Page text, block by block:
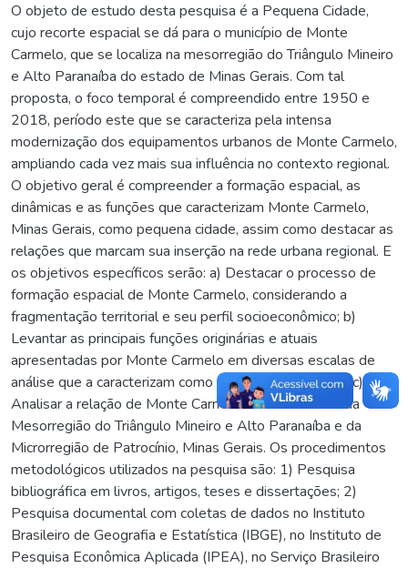
O objeto de estudo desta pesquisa é a Pequena Cidade,
cujo recorte espacial se dá para o município de Monte
Carmelo, que se localiza na mesorregião do Triângulo Mineiro
e Alto Paranaíba do estado de Minas Gerais. Com tal
proposta, o foco temporal é compreendido entre 1950 e
2018, período este que se caracteriza pela intensa
modernização dos equipamentos urbanos de Monte Carmelo,
ampliando cada vez mais sua influência no contexto regional.
O objetivo geral é compreender a formação espacial, as
dinâmicas e as funções que caracterizam Monte Carmelo,
Minas Gerais, como pequena cidade, assim como destacar as
relações que marcam sua inserção na rede urbana regional. E
os objetivos específicos serão: a) Destacar o processo de
formação espacial de Monte Carmelo, considerando a
fragmentação territorial e seu perfil socioeconômico; b)
Levantar as principais funções originárias e atuais
apresentadas por Monte Carmelo em diversas escalas de
análise que a caracterizam como uma pequena cidade; c)
Analisar a relação de Monte Carmelo na rede urbana da
Mesorregião do Triângulo Mineiro e Alto Paranaíba e da
Microrregião de Patrocínio, Minas Gerais. Os procedimentos
metodológicos utilizados na pesquisa são: 1) Pesquisa
bibliográfica em livros, artigos, teses e dissertações; 2)
Pesquisa documental com coletas de dados no Instituto
Brasileiro de Geografia e Estatística (IBGE), no Instituto de
Pesquisa Econômica Aplicada (IPEA), no Serviço Brasileiro